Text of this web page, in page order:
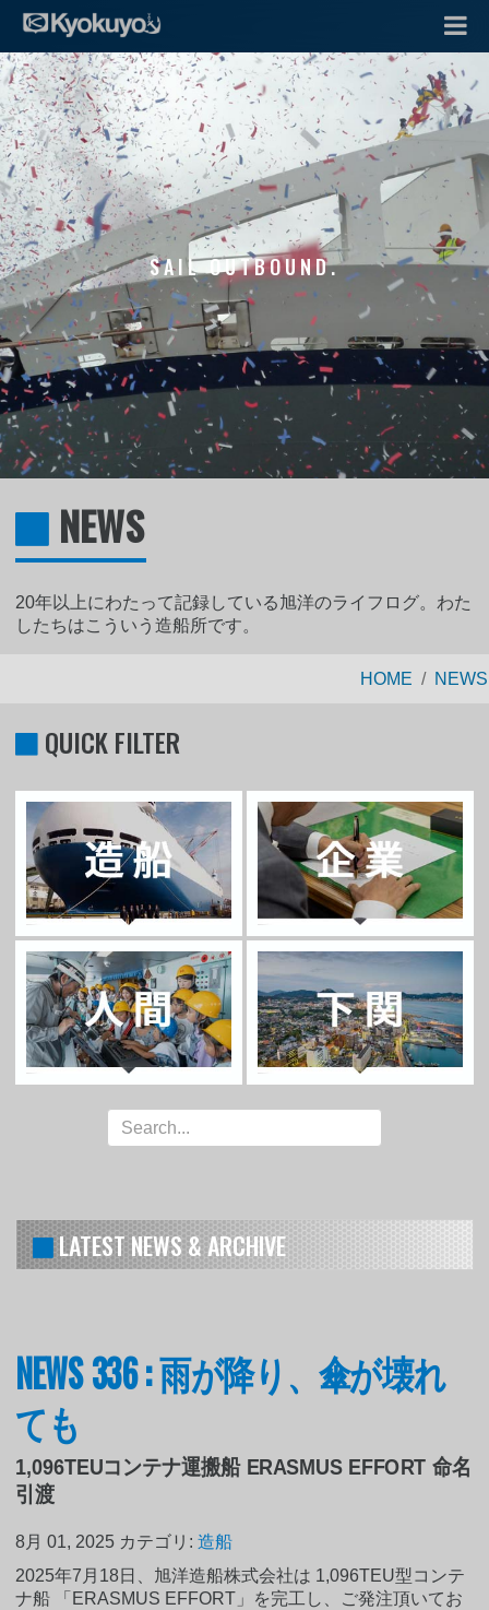
SAIL OUTBOUND.
NEWS
20年以上にわたって記録している旭洋のライフログ。わた
したちはこういう造船所です。
HOME NEWS
QUICK FILTER
LATEST NEWS & ARCHIVE
NEWS 336 : 雨が降り、傘が壊れ
ても
1,096TEUコンテナ運搬船 ERASMUS EFFORT 命名
引渡
8月 01, 2025 カテゴリ:造船
2025年7月18日、旭洋造船株式会社は 1,096TEU型コンテ
ナ船 「ERASMUS EFFORT」を完工し、ご発注頂いてお